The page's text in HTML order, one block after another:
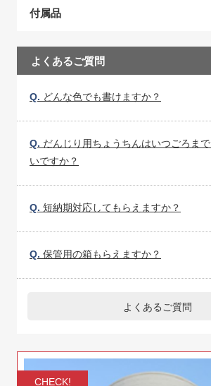
付属品
よくあるご質問
Q. どんな色でも書けますか？
Q. だんじり用ちょうちんはいつごろま
いですか？
Q. 短納期対応してもらえますか？
Q. 保管用の箱もらえますか？
よくあるご質問
CHECK!